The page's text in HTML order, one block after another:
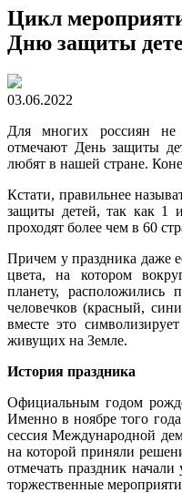
Цикл
Дню защиты
03.06.2022
Для многих россиян не
отмечают День защиты
любят в нашей стране.
Кстати, правильнее
защиты детей, так как 1
проходят более чем в 60
Причем у праздника даже
цвета, на котором
планету, расположились
человечков (красный,
вместе это
живущих на Земле.
История праздника
Официальным годом
Именно в ноябре того
сессия Международной
на которой приняли
отмечать праздник
торжественные